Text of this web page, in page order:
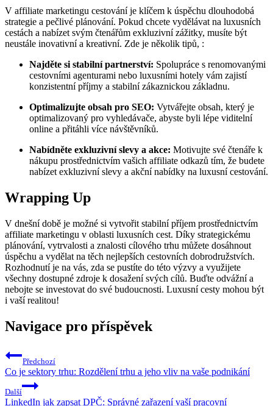
V affiliate marketingu cestování je klíčem k úspěchu dlouhodobá
strategie a pečlivé plánování. Pokud chcete vydělávat na luxusních
cestách a nabízet svým čtenářům exkluzivní zážitky, musíte být
neustále inovativní a kreativní. Zde je několik tipů, :
Najděte si stabilní partnerství: Spolupráce s renomovanými
cestovními agenturami nebo luxusními hotely vám zajistí
konzistentní příjmy a stabilní zákaznickou základnu.
Optimalizujte obsah pro SEO: Vytvářejte obsah, který je
optimalizovaný pro vyhledávače, abyste byli lépe viditelní
online a přitáhli více návštěvníků.
Nabídněte exkluzivní slevy a akce: Motivujte své čtenáře k
nákupu prostřednictvím vašich affiliate odkazů tím, že budete
nabízet exkluzivní slevy a akční nabídky na luxusní cestování.
Wrapping Up
V dnešní době je možné si vytvořit stabilní příjem prostřednictvím
affiliate marketingu v oblasti luxusních cest. Díky strategickému
plánování, vytrvalosti a znalosti cílového trhu můžete dosáhnout
úspěchu a vydělat na těch nejlepších cestovních dobrodružstvích.
Rozhodnutí je na vás, zda se pustíte do této výzvy a využijete
všechny dostupné zdroje k dosažení svých cílů. Buďte odvážní a
nebojte se investovat do své budoucnosti. Luxusní cesty mohou být
i vaší realitou!
Navigace pro příspěvek
Předchozí
Co je sektory trhu: Rozdělení trhu a jeho vliv na vaše podnikání
Další
LinkedIn jak zapsat DPČ: Správné zařazení vaší pracovní